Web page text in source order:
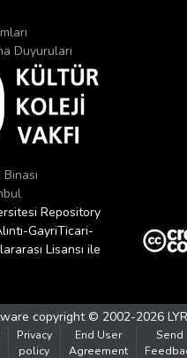
Duyuruları
Repository
GayriTicari-
Lisansı ile
copyright © 2002-2026
Privacy
policy
End User
Agreement
Send